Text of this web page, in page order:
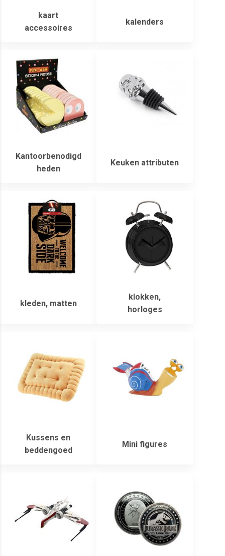
kaart
accessoires
kalenders
Kantoorbenodigd
heden
Keuken attributen
kleden, matten
klokken,
horloges
Kussens en
beddengoed
Mini figures